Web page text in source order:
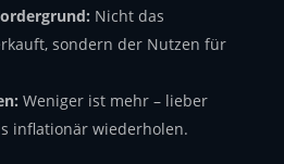
Nicht das
sondern der Nutzen für
Weniger ist mehr – lieber
inflationär wiederholen.